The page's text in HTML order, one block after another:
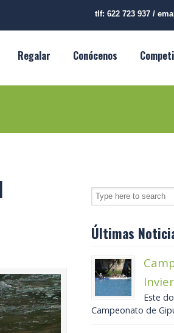
tlf: 622 723 937 /
Regalar Conócenos
Últimas
Este
Campeonato de